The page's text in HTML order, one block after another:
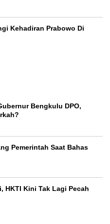
Kehadiran Prabowo Di
Bengkulu DPO,
Pemerintah Saat Bahas
HKTI Kini Tak Lagi Pecah